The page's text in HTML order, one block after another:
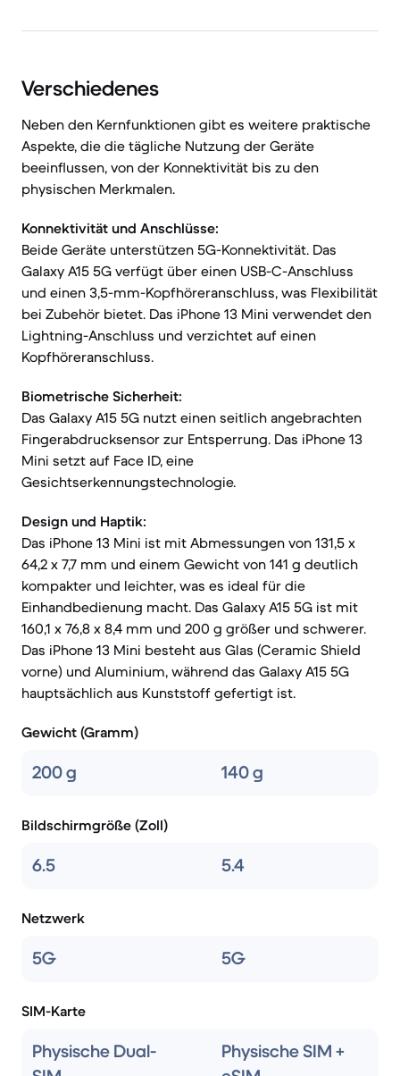
Verschiedenes
Neben den Kernfunktionen gibt es weitere praktische
Aspekte, die die tägliche Nutzung der Geräte
beeinflussen, von der Konnektivität bis zu den
physischen Merkmalen.
Konnektivität und Anschlüsse:
Beide Geräte unterstützen 5G-Konnektivität. Das
Galaxy A15 5G verfügt über einen USB-C-Anschluss
und einen 3,5-mm-Kopfhöreranschluss, was Flexibilität
bei Zubehör bietet. Das iPhone 13 Mini verwendet den
Lightning-Anschluss und verzichtet auf einen
Kopfhöreranschluss.
Biometrische Sicherheit:
Das Galaxy A15 5G nutzt einen seitlich angebrachten
Fingerabdrucksensor zur Entsperrung. Das iPhone 13
Mini setzt auf Face ID, eine
Gesichtserkennungstechnologie.
Design und Haptik:
Das iPhone 13 Mini ist mit Abmessungen von 131,5 x
64,2 x 7,7 mm und einem Gewicht von 141 g deutlich
kompakter und leichter, was es ideal für die
Einhandbedienung macht. Das Galaxy A15 5G ist mit
160,1 x 76,8 x 8,4 mm und 200 g größer und schwerer.
Das iPhone 13 Mini besteht aus Glas (Ceramic Shield
vorne) und Aluminium, während das Galaxy A15 5G
hauptsächlich aus Kunststoff gefertigt ist.
Gewicht (Gramm)
200 g 140 g
Bildschirmgröße (Zoll)
6.5 5.4
Netzwerk
5G 5G
SIM-Karte
Physische Dual-
Physische SIM +